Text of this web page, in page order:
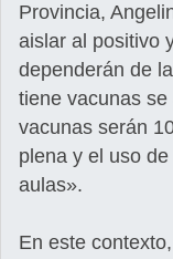
Provincia,
aislar al positivo
dependerán de
tiene vacunas
vacunas serán
plena y el uso
aulas».
En este